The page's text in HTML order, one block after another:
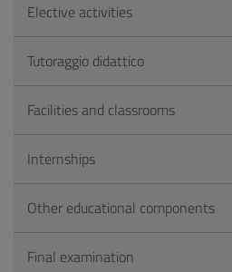
Elective activities
Tutoraggio didattico
Facilities and classrooms
Internships
Other educational components
Final examination